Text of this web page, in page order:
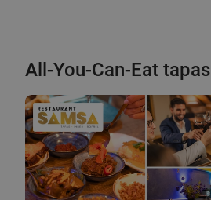
All-You-Can-Eat tapas